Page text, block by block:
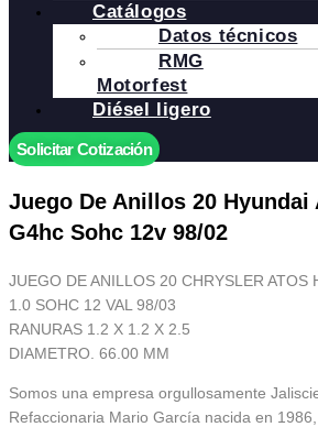
Catálogos
Datos técnicos
RMG
Motorfest
Diésel ligero
Solicitar Cotización
Juego De Anillos 20 Hyundai
G4hc Sohc 12v 98/02
JUEGO DE ANILLOS 20 CHRYSLER ATOS
1.0 SOHC 12 VAL 98/03
RANURAS 1.2 X 1.2 X 2.5
DIAMETRO. 66.00 MM
Somos una empresa orgullosamente
Refaccionaria Mario García nacida en